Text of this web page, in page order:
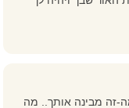
זה מבינה אותך.. מה